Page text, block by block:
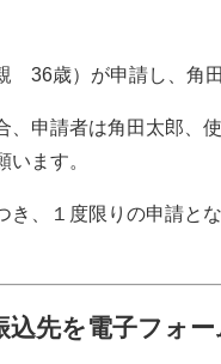
36歳）が申請し、角
申請者は角田太郎、使
います。
き、１度限りの申請と
込先を電子フォ